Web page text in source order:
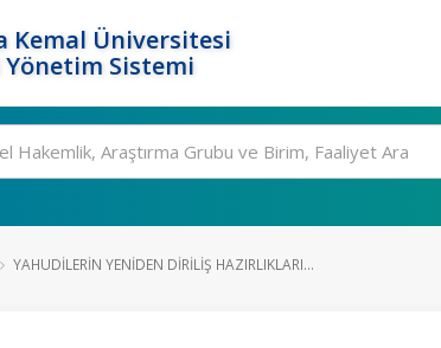
Kemal Üniversitesi
Sistemi
YAHUDILERIN YENIDEN DIRILIŞ HAZIRLIKLARI...